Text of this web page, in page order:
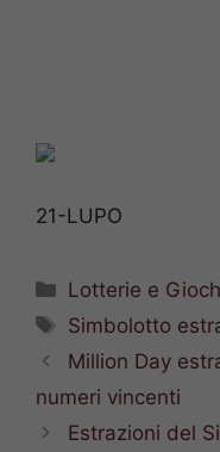
21-LUPO
Categorie
Lotterie e
Tag
Simbolotto
Million Day
numeri vincenti
Estrazioni del